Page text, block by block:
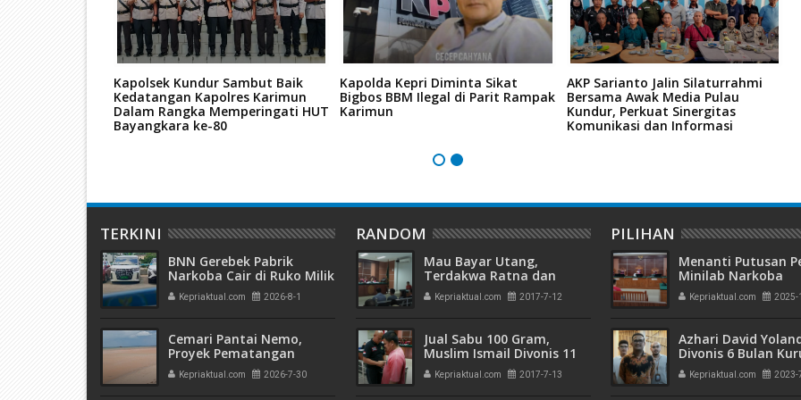
Kapolsek Kundur Sambut Baik
Kedatangan Kapolres Karimun
Dalam Rangka Memperingati HUT
Bayangkara ke-80
Kapolda Kepri Diminta Sikat
Bigbos BBM Ilegal di Parit Rampak
Karimun
AKP Sarianto Jalin Silaturrahmi
Bersama Awak Media Pulau
Kundur, Perkuat Sinergitas
Komunikasi dan Informasi
TERKINI
BNN Gerebek Pabrik
Narkoba Cair di Ruko Milik
AHr, Alphard Disita
Terdaftar Atas Nama PT
Kepriaktual.com 2026-8-1
Cemari Pantai Nemo,
Proyek Pematangan
Lahan Teluk Mata Ikan
Diduga Tidak Kantongi
Kepriaktual.com 2026-7-30
RANDOM
Mau Bayar Utang,
Terdakwa Ratna dan
Indra Rela Menjadi Kurir
Narkoba
Kepriaktual.com 2017-7-12
Jual Sabu 100 Gram,
Muslim Ismail Divonis 11
Tahun Penjara
Kepriaktual.com 2017-7-13
PILIHAN
Menanti Putusan
Minilab Narkoba
Terdakwa Touzen
"Loloskah dari
Kepriaktual.com 2025-
Azhari David
Divonis 6 Bulan
dan Rehabilitasi 10
Kepriaktual.com 2023-